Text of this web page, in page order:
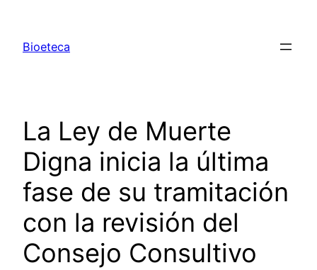
contenido
Bioeteca
La Ley de Muerte
Digna inicia la última
fase de su tramitación
con la revisión del
Consejo Consultivo